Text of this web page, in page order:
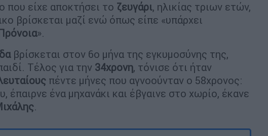
που είχε αποκτήσει το ζευγάρι, ηλικίας τριων ετών,
βρίσκεται μαζί ενώ όπως είπε «υπάρχει
Πρόνοια».
βρίσκεται στον 6ο μήνα της εγκυμοσύνης της,
Τέλος για την 34χρονη, τόνισε ότι ήταν
πέντε μήνες που αγνοούνταν ο 58χρονος:
έπαιρνε ένα μηχανάκι και έβγαινε στο χωρίο, έκανε
.